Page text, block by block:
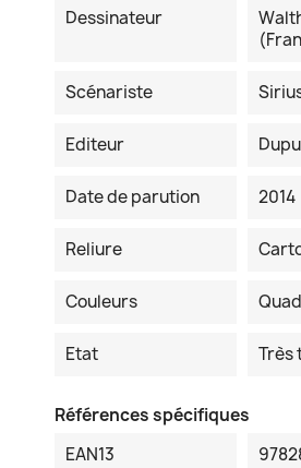
Dessinateur
Scénariste
Editeur
Date de parution 2014
Reliure
Couleurs
Etat Très
Références spécifiques
EAN13